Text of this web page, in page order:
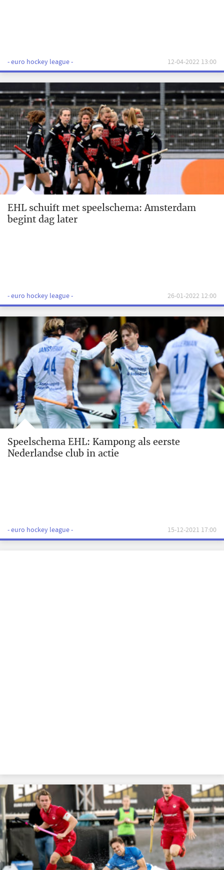
- euro hockey league - 12-04-2022 13:00
EHL schuift met speelschema: Amsterdam
begint dag later
- euro hockey league - 26-01-2022 12:00
Speelschema EHL: Kampong als eerste
Nederlandse club in actie
- euro hockey league - 15-12-2021 17:00